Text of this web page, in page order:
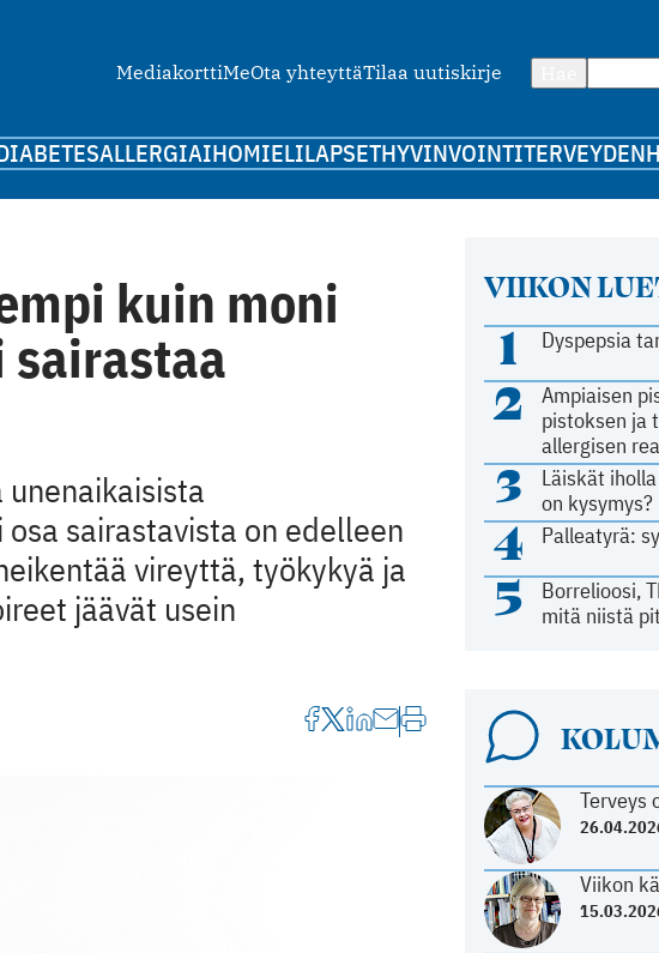
MediakorttiMeOta yhteyttäTilaa uutiskirje
ALLERGIAIHOMIELILAPSETHYVINVOINTI
VIIKON
1 Dyspepsia
2
Ampiaisen
pistoksen ja
allergisen
3
Läiskät
on kysymys?
4 Palleatyrä:
5
Borrelioosi,
mitä niistä
Terveys
Viikon
kuin moni
sairastaa
sairastavista on edelleen
vireyttä, työkykyä ja
jäävät usein